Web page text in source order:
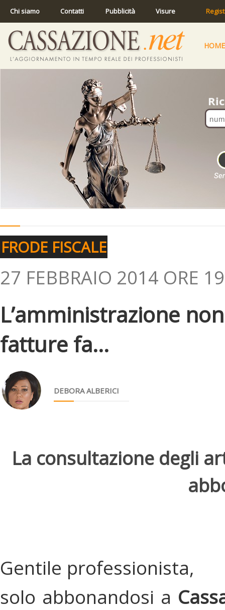
Chi siamo Contatti Pubblicità Visure
HOME
FRODE FISCALE
27 FEBBRAIO 2014 ORE
L’amministrazione
fatture fa...
DEBORA ALBERICI
La consultazione degli
Gentile professionista,
solo abbonandosi a